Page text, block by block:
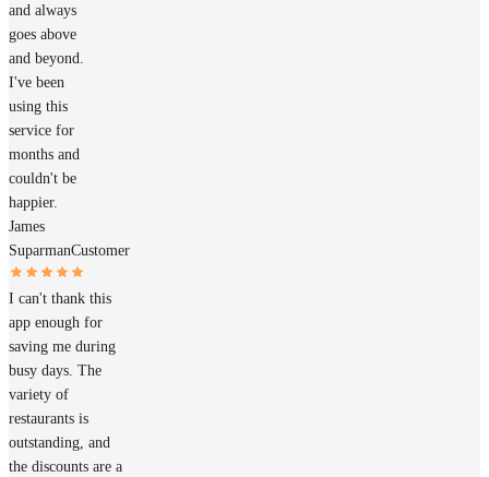
and always
goes above
and beyond.
I've been
using this
service for
months and
couldn't be
happier.
James
SuparmanCustomer
I can't thank this
app enough for
saving me during
busy days. The
variety of
restaurants is
outstanding, and
the discounts are a